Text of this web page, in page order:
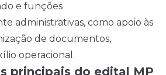
e funções
administrativas, como apoio às
de documentos,
operacional.
principais do edital MP